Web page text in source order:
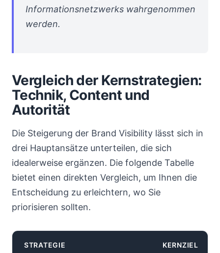
Informationsnetzwerks wahrgenommen
werden.
Vergleich der Kernstrategien:
Technik, Content und
Autorität
Die Steigerung der Brand Visibility lässt sich in
drei Hauptansätze unterteilen, die sich
idealerweise ergänzen. Die folgende Tabelle
bietet einen direkten Vergleich, um Ihnen die
Entscheidung zu erleichtern, wo Sie
priorisieren sollten.
STRATEGIE KERNZIEL